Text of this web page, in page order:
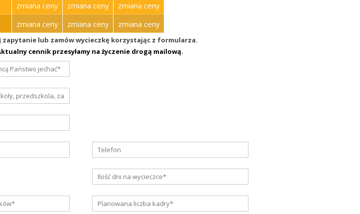
zmiana ceny
zmiana ceny
zmiana ceny
zmiana ceny
zmiana ceny
zmiana ceny
zapytanie lub zamów wycieczkę korzystając z formularza.
cennik przesyłamy na życzenie drogą mailową.